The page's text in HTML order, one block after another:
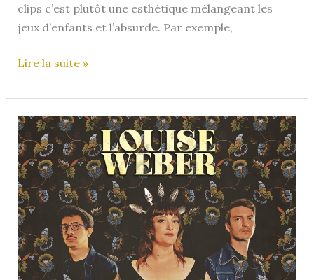
clips c’est plutôt une esthétique mélangeant les
jeux d’enfants et l’absurde. Par exemple,
Arbas
Lire la suite »